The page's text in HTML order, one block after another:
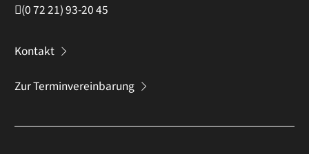
(07221) 93-2045
Kontakt
Zur Terminvereinbarung